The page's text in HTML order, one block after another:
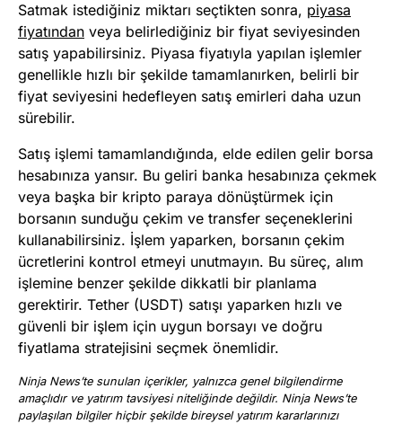
Satmak istediğiniz miktarı seçtikten sonra, piyasa
fiyatından veya belirlediğiniz bir fiyat seviyesinden
satış yapabilirsiniz. Piyasa fiyatıyla yapılan işlemler
genellikle hızlı bir şekilde tamamlanırken, belirli bir
fiyat seviyesini hedefleyen satış emirleri daha uzun
sürebilir.
Satış işlemi tamamlandığında, elde edilen gelir borsa
hesabınıza yansır. Bu geliri banka hesabınıza çekmek
veya başka bir kripto paraya dönüştürmek için
borsanın sunduğu çekim ve transfer seçeneklerini
kullanabilirsiniz. İşlem yaparken, borsanın çekim
ücretlerini kontrol etmeyi unutmayın. Bu süreç, alım
işlemine benzer şekilde dikkatli bir planlama
gerektirir. Tether (USDT) satışı yaparken hızlı ve
güvenli bir işlem için uygun borsayı ve doğru
fiyatlama stratejisini seçmek önemlidir.
Ninja News’te sunulan içerikler, yalnızca genel bilgilendirme
amaçlıdır ve yatırım tavsiyesi niteliğinde değildir. Ninja News’te
paylaşılan bilgiler hiçbir şekilde bireysel yatırım kararlarınızı